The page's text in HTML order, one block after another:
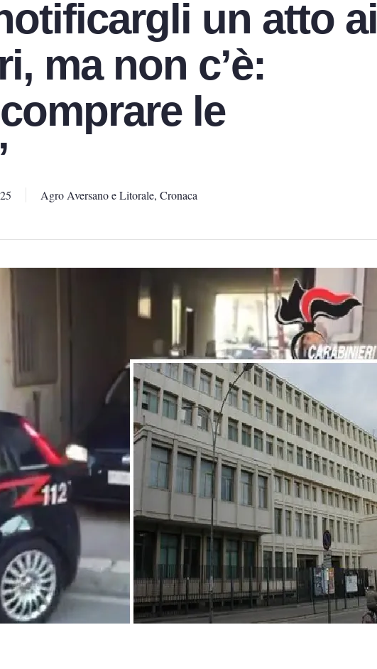
un atto ai
ma non c’è:
le
Agro Aversano e Litorale, Cronaca